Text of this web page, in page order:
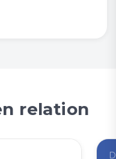
relation